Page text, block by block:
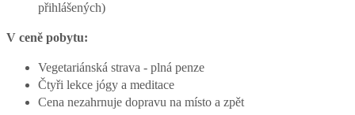
přihlášených)
V ceně pobytu:
Vegetariánská strava - plná penze
Čtyři lekce jógy a meditace
Cena nezahrnuje dopravu na místo a zpět